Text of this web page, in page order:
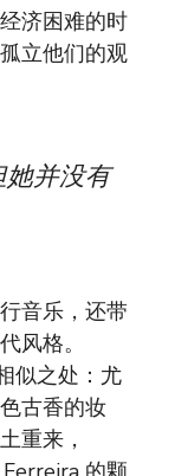
济困难的时
立他们的观
她并没有
音乐，还带
风格。
似之处：尤
古香的妆
重来，